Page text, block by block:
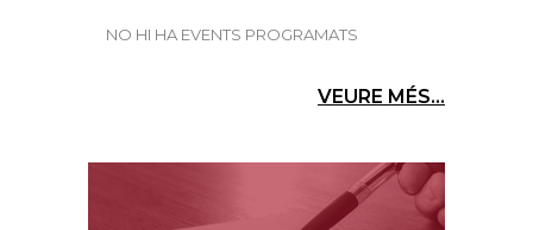
NO HI HA EVENTS PROGRAMATS
VEURE MÉS...